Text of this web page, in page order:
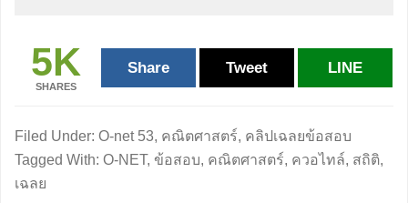
5K
SHARES
Share Tweet LINE
Filed Under: O-net 53, คณิตศาสตร์, คลิปเฉลยข้อสอบ
Tagged With: O-NET, ข้อสอบ, คณิตศาสตร์, ควอไทล์, สถิติ,
เฉลย